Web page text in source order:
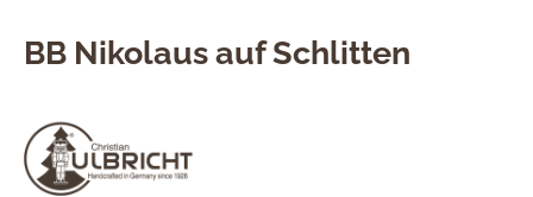
BB Nikolaus auf Schlitten